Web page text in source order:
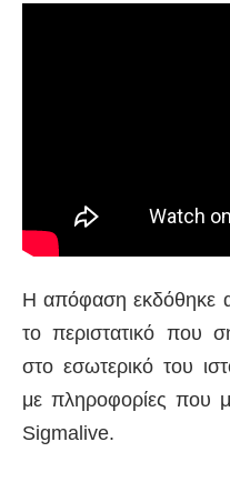
Η απόφαση εκδόθηκε
το περιστατικό που
στο εσωτερικό του
με πληροφορίες που
Sigmalive.